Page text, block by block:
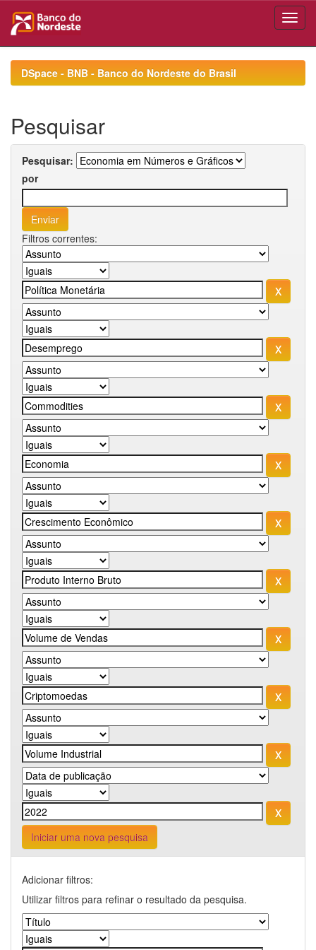
navigationDSpace - BNB - Banco do Nordeste do Brasil
Pesquisar
Pesquisar:
por
Filtros correntes:
Iniciar uma nova pesquisa
Adicionar filtros:
Utilizar filtros para refinar o resultado da pesquisa.